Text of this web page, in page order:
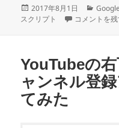
投
稿
2017年8月1日
カ
テ
Google
スクリプト
HEADタグ
コメントを
YouTubeの
ャンネル登
てみた